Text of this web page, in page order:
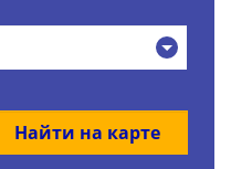
Найти на карте